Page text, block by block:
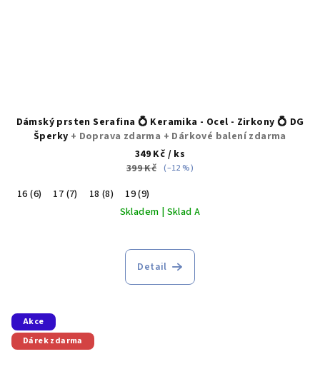
Dámský prsten Serafina 💍 Keramika - Ocel - Zirkony 💍 DG
Šperky + Doprava zdarma + Dárkové balení zdarma
349 Kč / ks
399 Kč (–12 %)
16 (6) 17 (7) 18 (8)
19 (9)
Skladem | Sklad A
Detail
Akce
Dárek zdarma